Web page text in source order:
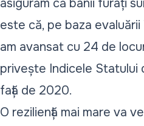
asigurăm că banii furați
este că, pe baza
am avansat cu 24 de
privește Indicele Statului
față de 2020.
O reziliență mai mare va